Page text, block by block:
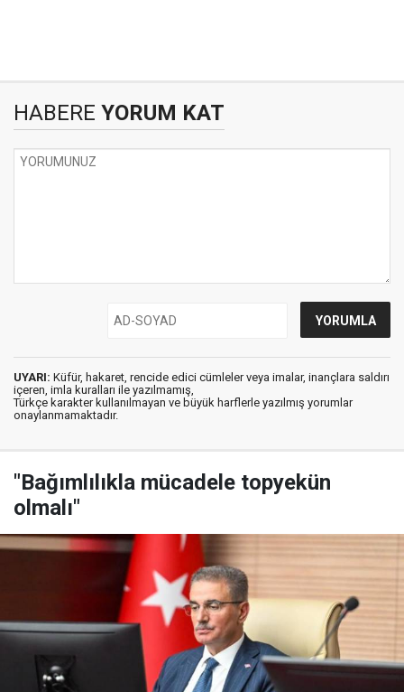
HABERE YORUM KAT
UYARI: Küfür, hakaret, rencide edici cümleler veya imalar, inançlara saldırı
içeren, imla kuralları ile yazılmamış,
Türkçe karakter kullanılmayan ve büyük harflerle yazılmış yorumlar
onaylanmamaktadır.
"Bağımlılıkla mücadele topyekün
olmalı"